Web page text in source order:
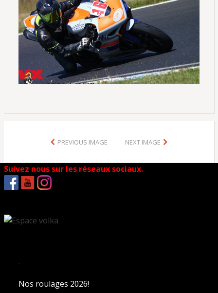
PREVIOUS IMAGE NEXT IMAGE
Suivez nous sur les réseaux sociaux.
.
Nos roulages 2026!